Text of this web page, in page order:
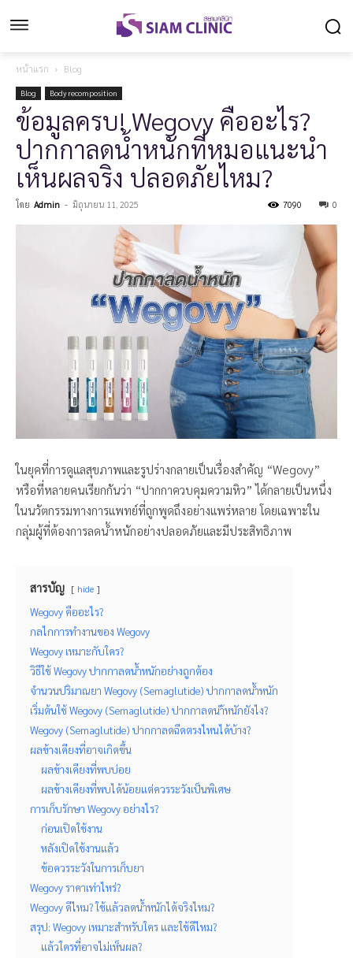
หน้าแรก Blog
Blog Body recomposition
ข้อมูลครบ! Wegovy คืออะไร?
ปากกาลดน้ำหนักที่หมอแนะนำ
เห็นผลจริง ปลอดภัยไหม?
โดย Admin - มิถุนายน 11, 2025 0
7090
ในยุคที่การดูแลสุขภาพและรูปร่างกลายเป็นเรื่องสำคัญ “Wegovy”
หรือที่หลายคนเรียกกันว่า “ปากกาควบคุมความหิว” ได้กลายเป็นหนึ่ง
ในนวัตกรรมทางการแพทย์ที่ถูกพูดถึงอย่างแพร่หลาย โดยเฉพาะใน
กลุ่มผู้ที่ต้องการลดน้ำหนักอย่างปลอดภัยและมีประสิทธิภาพ
สารบัญ hide
Wegovy คืออะไร?
กลไกการทำงานของ Wegovy
Wegovy เหมาะกับใคร?
วิธีใช้ Wegovy ปากกาลดน้ำหนักอย่างถูกต้อง
จำนวนปริมาณยา Wegovy (Semaglutide) ปากกาลดน้ำหนัก
เริ่มต้นใช้ Wegovy (Semaglutide) ปากกาลดนำ้หนักยังไง?
Wegovy (Semaglutide) ปากกาลดฉีดตรงไหนได้บ้าง?
ผลข้างเคียงที่อาจเกิดขึ้น
ผลข้างเคียงที่พบบ่อย
ผลข้างเคียงที่พบได้น้อยแต่ควรระวังเป็นพิเศษ
การเก็บรักษา Wegovy อย่างไร?
ก่อนเปิดใช้งาน
หลังเปิดใช้งานแล้ว
ข้อควรระวังในการเก็บยา
Wegovy ราคาเท่าไหร่?
Wegovy ดีไหม? ใช้แล้วลดน้ำหนักได้จริงไหม?
สรุป: Wegovy เหมาะสำหรับใคร และใช้ดีไหม?
แล้วใครที่อาจไม่เห็นผล?